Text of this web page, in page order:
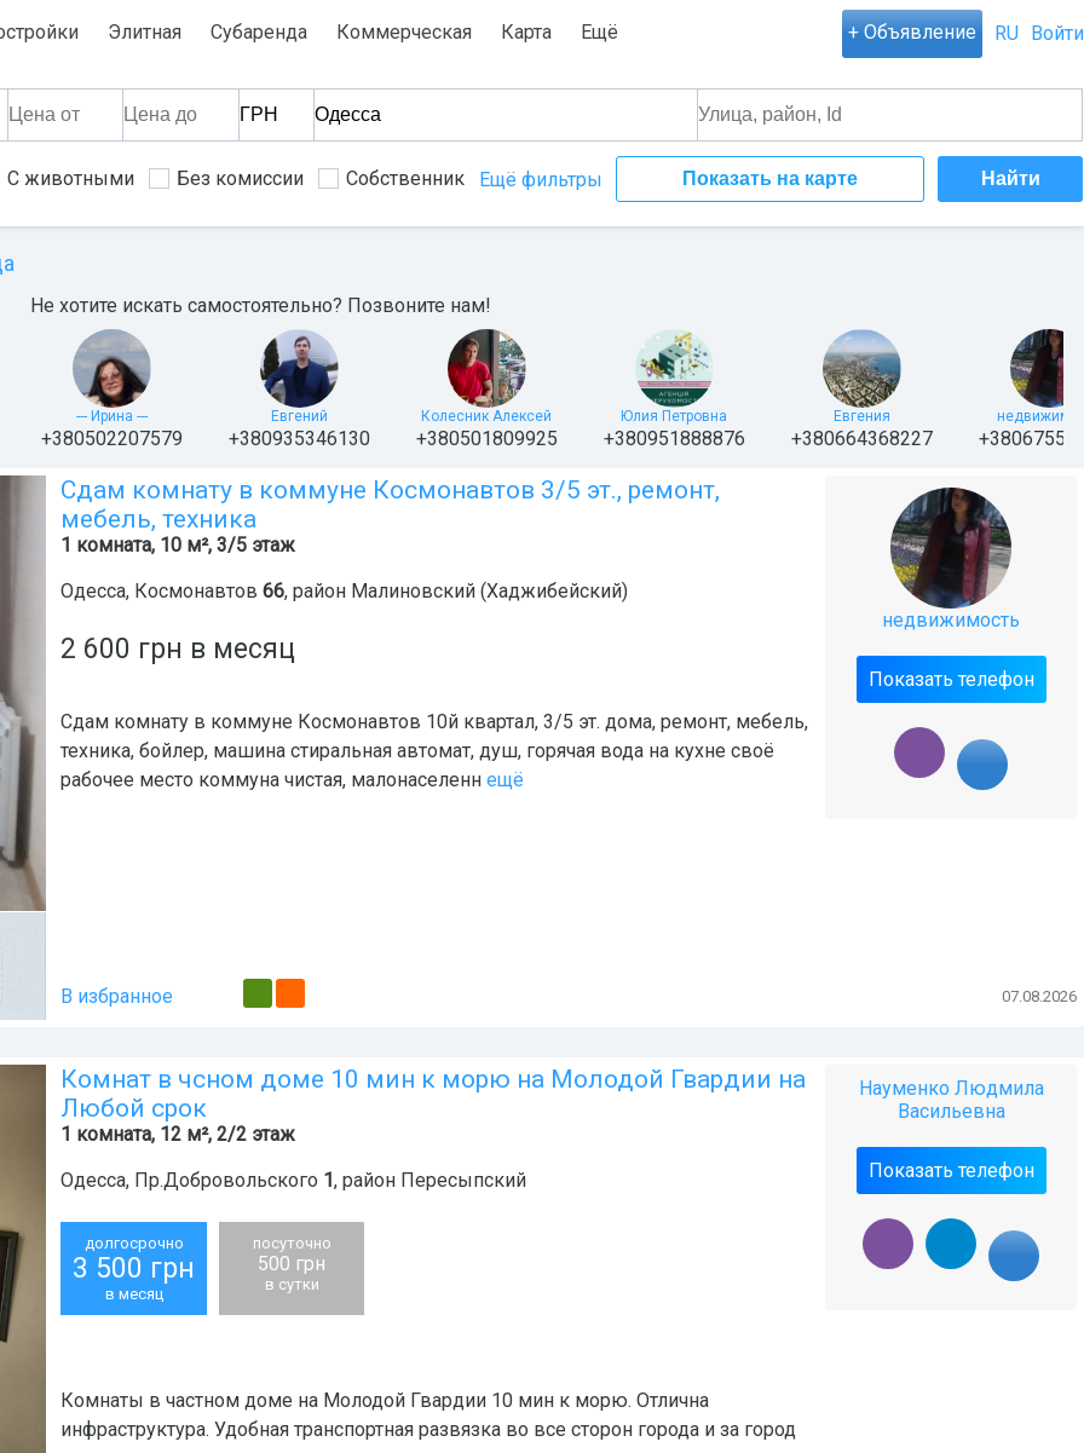
Элитная Субаренда Коммерческая Карта Ещё + Объявление RU Войти
С животными Без комиссии Собственник Ещё фильтры Показать на карте
Не хотите искать самостоятельно? Позвоните нам!
--- Ирина ---
+380502207579
Евгений
+380935346130
Колесник Алексей
+380501809925
Юлия Петровна
+380951888876
Евгения
+380664368227
Сдам комнату в коммуне Космонавтов 3/5 эт., ремонт,
мебель, техника
1 комната, 10 м², 3/5 этаж
Одесса, Космонавтов 66, район Малиновский (Хаджибейский)
2 600 грн в месяц
Сдам комнату в коммуне Космонавтов 10й квартал, 3/5 эт. дома, ремонт, мебель,
техника, бойлер, машина стиральная автомат, душ, горячая вода на кухне своё
рабочее место коммуна чистая, малонаселенн ещё
недвижимость
Показать телефон
В избранное 07.08.2026
Комнат в чсном доме 10 мин к морю на Молодой Гвардии на
Любой срок
1 комната, 12 м², 2/2 этаж
Одесса, Пр.Добровольского 1, район Пересыпский
долгосрочно
3 500 грн
в месяц
посуточно
500 грн
в сутки
Комнаты в частном доме на Молодой Гвардии 10 мин к морю. Отлична
инфраструктура. Удобная транспортная развязка во все сторон города и за город
Науменко Людмила
Васильевна
Показать телефон